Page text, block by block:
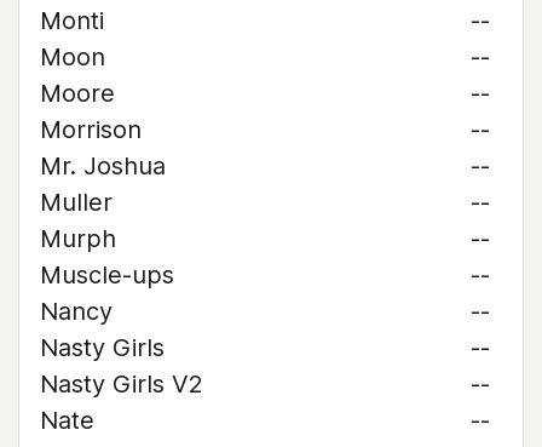
Monti
--
Moon
--
Moore
--
Morrison
--
Mr. Joshua
--
Muller
--
Murph
--
Muscle-ups
--
Nancy
--
Nasty Girls
--
Nasty Girls V2
--
Nate
--